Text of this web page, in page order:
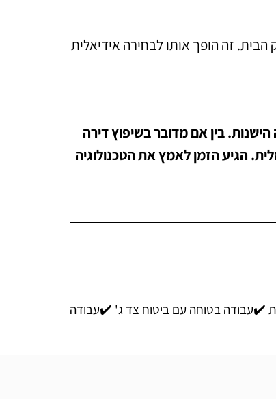
הבית. זה הופך אותו לבחירה אידיאלית
בין אם מדובר בשיפוץ דירה
הגיע הזמן לאמץ את הטכנולוגיה
✔️עבודה בטוחה עם ביטוח צד ג' ✔️עבודה